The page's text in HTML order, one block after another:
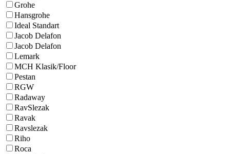
Grohe
Hansgrohe
Ideal Standart
Jacob Delafon
Jacob Delafon
Lemark
MCH Klasik/Floor
Pestan
RGW
Radaway
RavSlezak
Ravak
Ravslezak
Riho
Roca